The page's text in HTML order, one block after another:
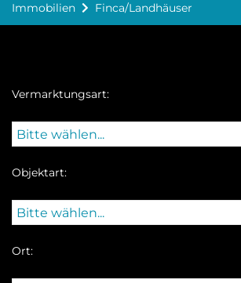
Immobilien Finca/Landhäuser
Vermarktungsart:
Bitte wählen...
Objektart:
Bitte wählen...
Ort: